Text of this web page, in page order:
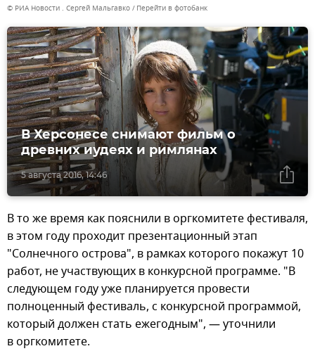
© РИА Новости . Сергей Мальгавко Перейти в фотобанк
5 августа 2016, 14:46
В Херсонесе снимают фильм о
древних иудеях и римлянах
В то же время как пояснили в оргкомитете фестиваля,
в этом году проходит презентационный этап
"Солнечного острова", в рамках которого покажут 10
работ, не участвующих в конкурсной программе. "В
следующем году уже планируется провести
полноценный фестиваль, с конкурсной программой,
который должен стать ежегодным", — уточнили
в оргкомитете.